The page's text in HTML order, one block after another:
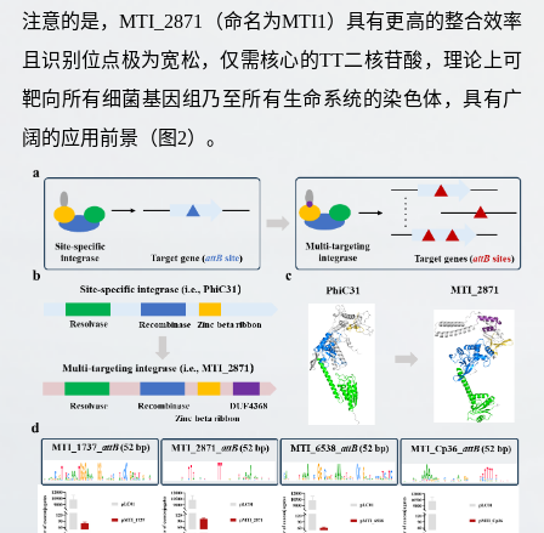
注意的是，MTI_2871（命名为MTI1）具有更高的整合效率
且识别位点极为宽松，仅需核心的TT二核苷酸，理论上可
靶向所有细菌基因组乃至所有生命系统的染色体，具有广
阔的应用前景（图2）。